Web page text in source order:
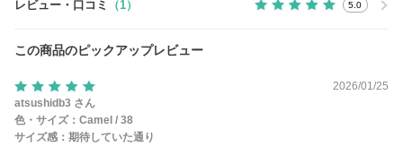
レビュー・口コミ （1） 5.0
この商品のピックアップレビュー
2026/01/25
atsushidb3 さん
色・サイズ： Camel / 38
サイズ感： 期待していた通り